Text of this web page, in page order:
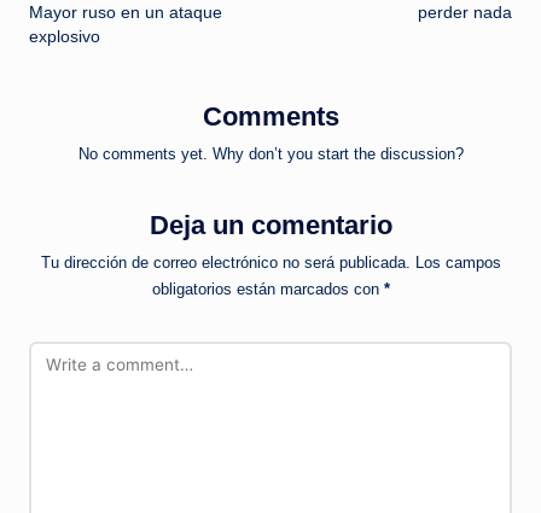
Mayor ruso en un ataque
explosivo
perder nada
Comments
No comments yet. Why don’t you start the discussion?
Deja un comentario
Tu dirección de correo electrónico no será publicada.
Los campos
obligatorios están marcados con *